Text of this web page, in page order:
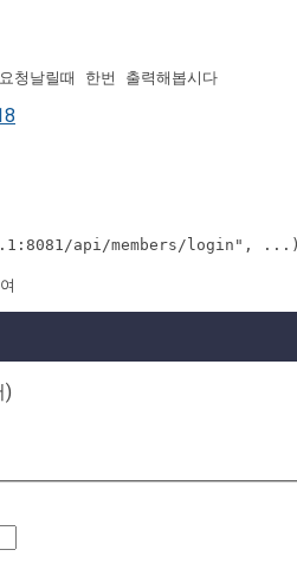
날릴때 한번 출력해봅시다
api/members/login", ...)
)